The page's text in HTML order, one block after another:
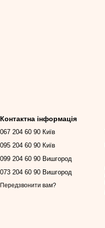
Контактна інформація
067 204 60 90 Київ
095 204 60 90 Київ
099 204 60 90 Вишгород
073 204 60 90 Вишгород
Передзвонити вам?